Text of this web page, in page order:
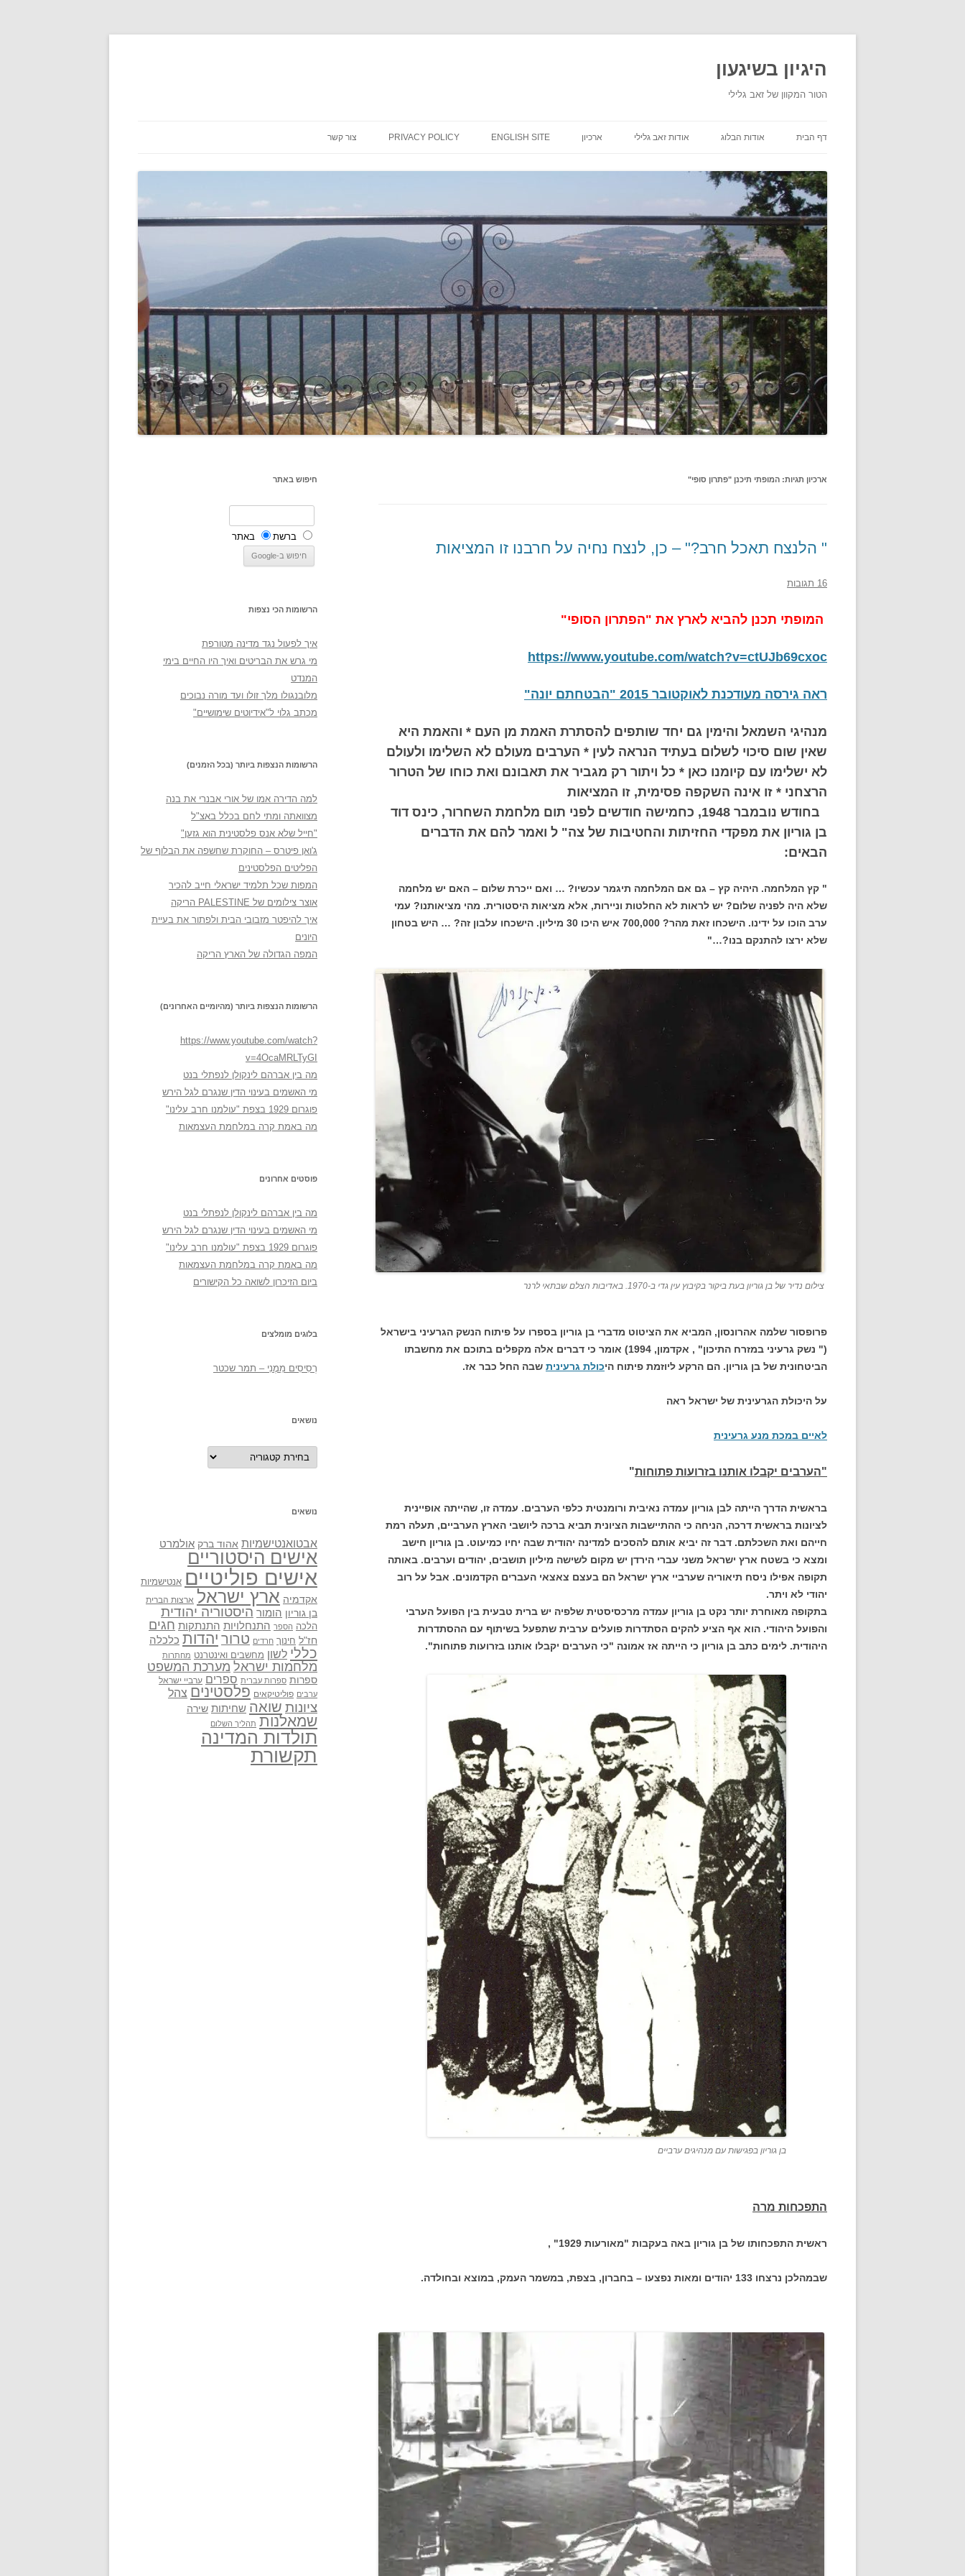
היגיון בשיגעון
הטור המקוון של זאב גלילי
דף הבית אודות הבלוג אודות זאב גלילי ארכיון ENGLISH SITE
PRIVACY POLICY צור קשר
ארכיון תגיות: המופתי תיכנן "פתרון סופי"
" הלנצח תאכל חרב?" – כן, לנצח נחיה על חרבנו זו המציאות
16 תגובות
המופתי תכנן להביא לארץ את "הפתרון הסופי"
https://www.youtube.com/watch?v=ctUJb69cxoc
ראה גירסה מעודכנת לאוקטובר 2015 "הבטחתם יונה"
מנהיגי השמאל והימין גם יחד שותפים להסתרת האמת מן העם * והאמת היא
שאין שום סיכוי לשלום בעתיד הנראה לעין * הערבים מעולם לא השלימו ולעולם
לא ישלימו עם קיומנו כאן * כל ויתור רק מגביר את תאבונם ואת כוחו של הטרור
הרצחני * זו אינה השקפה פסימית, זו המציאות
בחודש נובמבר 1948, כחמישה חודשים לפני תום מלחמת השחרור, כינס דוד
בן גוריון את מפקדי החזיתות והחטיבות של צה" ל ואמר להם את הדברים
הבאים:
" קץ המלחמה. היהיה קץ – גם אם המלחמה תיגמר עכשיו? … ואם ייכרת שלום – האם יש מלחמה
שלא היה לפניה שלום? יש לראות לא החלטות וניירות, אלא מציאות היסטורית. מהי מציאותנו? עמי
ערב הוכו על ידינו. הישכחו זאת מהר? 700,000 איש היכו 30 מיליון. הישכחו עלבון זה? … היש בטחון
שלא ירצו להתנקם בנו?…"
צילום נדיר של בן גוריון בעת ביקור בקיבוץ עין גדי ב-1970. באדיבות הצלם שבתאי לרנר
פרופסור שלמה אהרונסון, המביא את הציטוט מדברי בן גוריון בספרו על פיתוח הנשק הגרעיני בישראל
(" נשק גרעיני במזרח התיכון" , אקדמון, 1994) אומר כי דברים אלה מקפלים בתוכם את מחשבתו
הביטחונית של בן גוריון. הם הרקע ליוזמת פיתוח היכולת גרעינית שבה החל כבר אז.
על היכולת הגרעינית של ישראל ראה
לאיים במכת מנע גרעינית
"הערבים יקבלו אותנו בזרועות פתוחות"
בראשית הדרך הייתה לבן גוריון עמדה נאיבית ורומנטית כלפי הערבים. עמדה זו, שהייתה אופיינית
לציונות בראשית דרכה, הניחה כי ההתיישבות הציונית תביא ברכה ליושבי הארץ הערביים, תעלה רמת
חייהם ואת השכלתם. דבר זה יביא אותם להסכים למדינה יהודית שבה יחיו כמיעוט. בן גוריון חישב
ומצא כי בשטח ארץ ישראל משני עברי הירדן יש מקום לשישה מיליון תושבים, יהודים וערבים. באותה
תקופה אפילו ניסח תיאוריה שערביי ארץ ישראל הם בעצם צאצאי העברים הקדמונים. אבל על רוב
יהודי לא ויתר.
בתקופה מאוחרת יותר נקט בן גוריון עמדה מרכסיסטית שלפיה יש ברית טבעית בין הפועל הערבי
והפועל היהודי. הוא אף הציע להקים הסתדרות פועלים ערבית שתפעל בשיתוף עם ההסתדרות
היהודית. לימים כתב בן גוריון כי הייתה אז אמונה "כי הערבים יקבלו אותנו בזרועות פתוחות".
בן גוריון בפגישות עם מנהיגים ערביים
התפכחות מרה
ראשית התפכחותו של בן גוריון באה בעקבות "מאורעות 1929" ,
שבמהלכן נרצחו 133 יהודים ומאות נפצעו – בחברון, בצפת, במשמר העמק, במוצא ובחולדה.
חיפוש באתר
ברשת באתר
הרשומות הכי נצפות
איך לפעול נגד מדינה מטורפת
מי גרש את הבריטים ואיך היו החיים בימי
המנדט
מלובנגולו מלך זולו ועד מורה נבוכים
מכתב גלוי ל"אידיוטים שימושיים"
הרשומות הנצפות ביותר (בכל הזמנים)
למה הדירה אמו של אורי אבנרי את בנה
מצוואתה ומתי לחם בכלל באצ"ל
"חייל שלא אנס פלסטינית הוא גזען"
ג'ואן פיטרס – החוקרת שחשפה את הבלוף של
הפליטים הפלסטינים
המפות שכל תלמיד ישראלי חייב להכיר
אוצר צילומים של PALESTINE הריקה
איך להיפטר מזבובי הבית ולפתור את בעיית
היונים
המפה הגדולה של הארץ הריקה
הרשומות הנצפות ביותר (מהיומיים האחרונים)
https://www.youtube.com/watch?
v=4OcaMRLTyGI
מה בין אברהם לינקולן לנפתלי בנט
מי האשמים בעינוי הדין שנגרם לגל הירש
פוגרום 1929 בצפת "עולמנו חרב עלינו"
מה באמת קרה במלחמת העצמאות
פוסטים אחרונים
מה בין אברהם לינקולן לנפתלי בנט
מי האשמים בעינוי הדין שנגרם לגל הירש
פוגרום 1929 בצפת "עולמנו חרב עלינו"
מה באמת קרה במלחמת העצמאות
ביום הזיכרון לשואה כל הקישורים
בלוגים מומלצים
רְסִיסִים מִמֶנִי – תמר שכטר
נושאים
נושאים
נושאים
אבטואנטישמיות אהוד ברק אולמרט
אישים היסטוריים
אישים פוליטיים אנטישמיות
אקדמיה ארץ ישראל ארצות הברית
בן גוריון הומור היסטוריה יהודית
הלכה הספר התנחלויות התנתקות חגים
חז"ל חינוך חרדים טרור יהדות כלכלה
כללי לשון מחשבים ואינטרנט מחתרות
מלחמות ישראל מערכת המשפט
ספרות ספרות עברית ספרים ערביי ישראל
ערבים פוליטיקאים פלסטינים צהל
ציונות שואה שחיתות שירה
שמאלנות תהליך השלום
תולדות המדינה
תקשורת